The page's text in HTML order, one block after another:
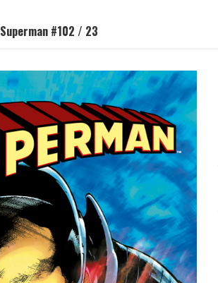
Superman #102 / 23